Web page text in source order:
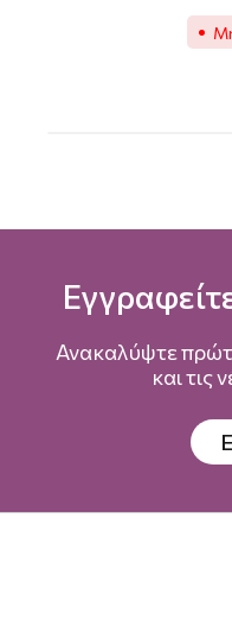
Ανακαλύψτε
και τις